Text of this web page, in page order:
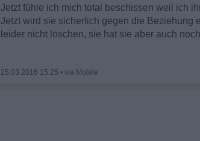
Jetzt fühle ich mich total beschissen weil ich
Jetzt wird sie sicherlich gegen die Beziehung
leider nicht löschen, sie hat sie aber auch
25.03.2016 15:25 •